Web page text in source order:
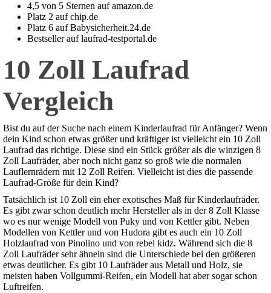
4,5 von 5 Sternen auf amazon.de
Platz 2 auf chip.de
Platz 6 auf Babysicherheit.24.de
Bestseller auf laufrad-testportal.de
10 Zoll Laufrad
Vergleich
Bist du auf der Suche nach einem Kinderlaufrad für Anfänger? Wenn
dein Kind schon etwas größer und kräftiger ist vielleicht ein 10 Zoll
Laufrad das richtige. Diese sind ein Stück größer als die winzigen 8
Zoll Laufräder, aber noch nicht ganz so groß wie die normalen
Lauflernrädern mit 12 Zoll Reifen. Vielleicht ist dies die passende
Laufrad-Größe für dein Kind?
Tatsächlich ist 10 Zoll ein eher exotisches Maß für Kinderlaufräder.
Es gibt zwar schon deutlich mehr Hersteller als in der 8 Zoll Klasse
wo es nur wenige Modell von Puky und von Kettler gibt. Neben
Modellen von Kettler und von Hudora gibt es auch ein 10 Zoll
Holzlaufrad von Pinolino und von rebel kidz. Während sich die 8
Zoll Laufräder sehr ähneln sind die Unterschiede bei den größeren
etwas deutlicher. Es gibt 10 Laufräder aus Metall und Holz, sie
meisten haben Vollgummi-Reifen, ein Modell hat aber sogar schon
Luftreifen.